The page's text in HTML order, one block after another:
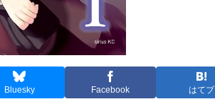
Bluesky Facebook はてブ